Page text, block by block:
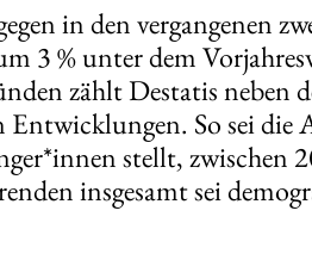
in den vergangenen
3 % unter dem
zählt Destatis neben
So sei die
stellt, zwischen
insgesamt sei